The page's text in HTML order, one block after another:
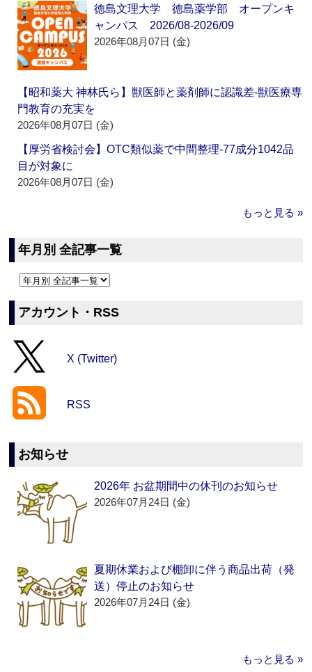
徳島文理大学 徳島薬学部 オープンキ
ャンパス 2026/08-2026/09
2026年08月07日 (金)
【昭和薬大 神林氏ら】獣医師と薬剤師に認識差‐獣医療専
門教育の充実を
2026年08月07日 (金)
【厚労省検討会】OTC類似薬で中間整理‐77成分1042品
目が対象に
2026年08月07日 (金)
もっと見る »
年月別 全記事一覧
アカウント・RSS
X (Twitter)
RSS
お知らせ
2026年 お盆期間中の休刊のお知らせ
2026年07月24日 (金)
夏期休業および棚卸に伴う商品出荷（発
送）停止のお知らせ
2026年07月24日 (金)
もっと見る »